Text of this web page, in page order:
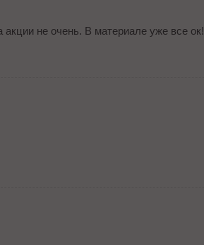
не очень. В материале уже все ок!